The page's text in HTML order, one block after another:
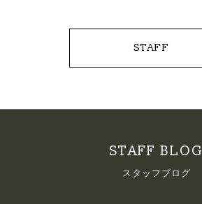
STAFF
STAFF BLOG
スタッフブログ